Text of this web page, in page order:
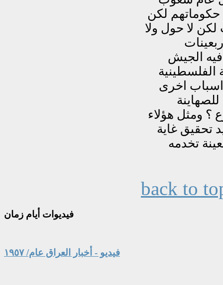
back to
فيديوات أيام زمان
فيديو - أخبار العراق عام/ ١٩٥٧